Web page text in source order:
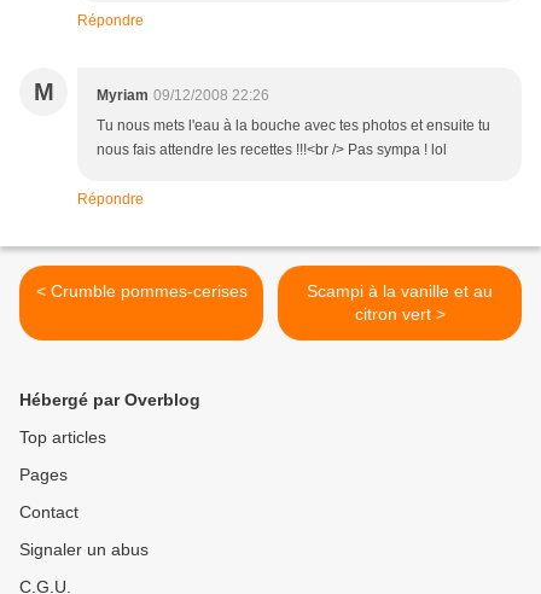
Répondre
M Myriam 09/12/2008 22:26
Tu nous mets l'eau à la bouche avec tes photos et ensuite tu
nous fais attendre les recettes !!!<br /> Pas sympa ! lol
Répondre
< Crumble pommes-cerises
Scampi à la vanille et au
citron vert >
Hébergé par Overblog
Top articles
Pages
Contact
Signaler un abus
C.G.U.